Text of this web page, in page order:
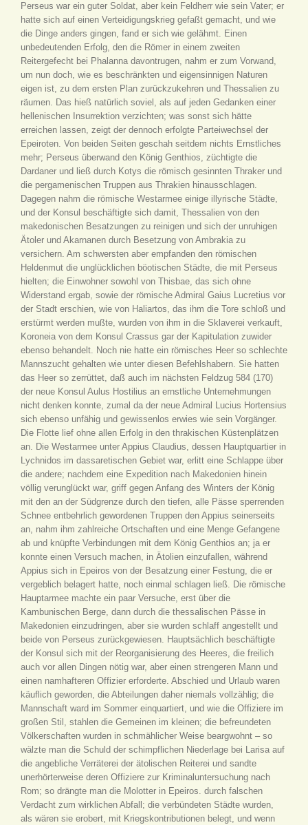
Perseus war ein guter Soldat, aber kein Feldherr wie sein Vater; er
hatte sich auf einen Verteidigungskrieg gefaßt gemacht, und wie
die Dinge anders gingen, fand er sich wie gelähmt. Einen
unbedeutenden Erfolg, den die Römer in einem zweiten
Reitergefecht bei Phalanna davontrugen, nahm er zum Vorwand,
um nun doch, wie es beschränkten und eigensinnigen Naturen
eigen ist, zu dem ersten Plan zurückzukehren und Thessalien zu
räumen. Das hieß natürlich soviel, als auf jeden Gedanken einer
hellenischen Insurrektion verzichten; was sonst sich hätte
erreichen lassen, zeigt der dennoch erfolgte Parteiwechsel der
Epeiroten. Von beiden Seiten geschah seitdem nichts Ernstliches
mehr; Perseus überwand den König Genthios, züchtigte die
Dardaner und ließ durch Kotys die römisch gesinnten Thraker und
die pergamenischen Truppen aus Thrakien hinausschlagen.
Dagegen nahm die römische Westarmee einige illyrische Städte,
und der Konsul beschäftigte sich damit, Thessalien von den
makedonischen Besatzungen zu reinigen und sich der unruhigen
Ätoler und Akarnanen durch Besetzung von Ambrakia zu
versichern. Am schwersten aber empfanden den römischen
Heldenmut die unglücklichen böotischen Städte, die mit Perseus
hielten; die Einwohner sowohl von Thisbae, das sich ohne
Widerstand ergab, sowie der römische Admiral Gaius Lucretius vor
der Stadt erschien, wie von Haliartos, das ihm die Tore schloß und
erstürmt werden mußte, wurden von ihm in die Sklaverei verkauft,
Koroneia von dem Konsul Crassus gar der Kapitulation zuwider
ebenso behandelt. Noch nie hatte ein römisches Heer so schlechte
Mannszucht gehalten wie unter diesen Befehlshabern. Sie hatten
das Heer so zerrüttet, daß auch im nächsten Feldzug 584 (170)
der neue Konsul Aulus Hostilius an ernstliche Unternehmungen
nicht denken konnte, zumal da der neue Admiral Lucius Hortensius
sich ebenso unfähig und gewissenlos erwies wie sein Vorgänger.
Die Flotte lief ohne allen Erfolg in den thrakischen Küstenplätzen
an. Die Westarmee unter Appius Claudius, dessen Hauptquartier in
Lychnidos im dassaretischen Gebiet war, erlitt eine Schlappe über
die andere; nachdem eine Expedition nach Makedonien hinein
völlig verunglückt war, griff gegen Anfang des Winters der König
mit den an der Südgrenze durch den tiefen, alle Pässe sperrenden
Schnee entbehrlich gewordenen Truppen den Appius seinerseits
an, nahm ihm zahlreiche Ortschaften und eine Menge Gefangene
ab und knüpfte Verbindungen mit dem König Genthios an; ja er
konnte einen Versuch machen, in Ätolien einzufallen, während
Appius sich in Epeiros von der Besatzung einer Festung, die er
vergeblich belagert hatte, noch einmal schlagen ließ. Die römische
Hauptarmee machte ein paar Versuche, erst über die
Kambunischen Berge, dann durch die thessalischen Pässe in
Makedonien einzudringen, aber sie wurden schlaff angestellt und
beide von Perseus zurückgewiesen. Hauptsächlich beschäftigte
der Konsul sich mit der Reorganisierung des Heeres, die freilich
auch vor allen Dingen nötig war, aber einen strengeren Mann und
einen namhafteren Offizier erforderte. Abschied und Urlaub waren
käuflich geworden, die Abteilungen daher niemals vollzählig; die
Mannschaft ward im Sommer einquartiert, und wie die Offiziere im
großen Stil, stahlen die Gemeinen im kleinen; die befreundeten
Völkerschaften wurden in schmählicher Weise beargwohnt – so
wälzte man die Schuld der schimpflichen Niederlage bei Larisa auf
die angebliche Verräterei der ätolischen Reiterei und sandte
unerhörterweise deren Offiziere zur Kriminaluntersuchung nach
Rom; so drängte man die Molotter in Epeiros. durch falschen
Verdacht zum wirklichen Abfall; die verbündeten Städte wurden,
als wären sie erobert, mit Kriegskontributionen belegt, und wenn